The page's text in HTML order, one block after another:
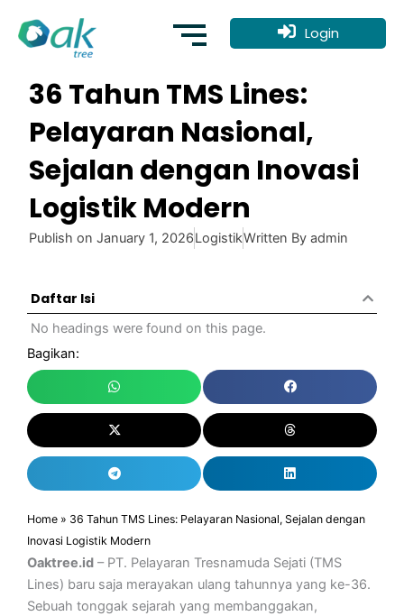
content
Login
36 Tahun TMS Lines:
Pelayaran Nasional,
Sejalan dengan Inovasi
Logistik Modern
Publish on January 1, 2026LogistikWritten By admin
Daftar Isi
No headings were found on this page.
Bagikan:
Home » 36 Tahun TMS Lines: Pelayaran Nasional, Sejalan dengan
Inovasi Logistik Modern
Oaktree.id – PT. Pelayaran Tresnamuda Sejati (TMS
Lines) baru saja merayakan ulang tahunnya yang ke-36.
Sebuah tonggak sejarah yang membanggakan,